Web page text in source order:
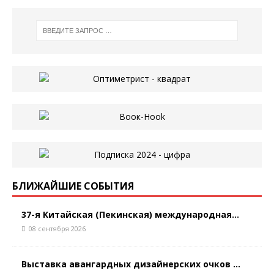
БЛИЖАЙШИЕ СОБЫТИЯ
37-я Китайская (Пекинская) международная...
08 сентября 2026
Выставка авангардных дизайнерских очков ...